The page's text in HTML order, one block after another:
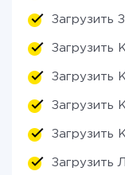
Загрузить
Загрузить
Загрузить
Загрузить